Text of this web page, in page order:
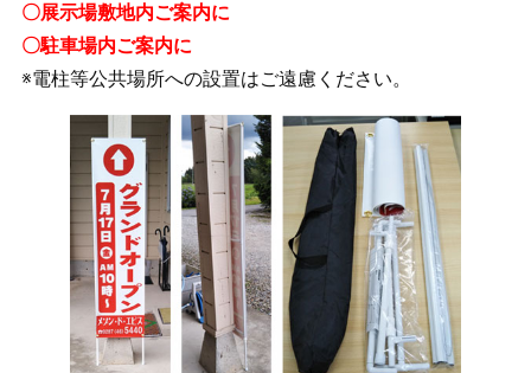
〇展示場敷地内ご案内に
〇駐車場内ご案内に
※電柱等公共場所への設置はご遠慮ください。